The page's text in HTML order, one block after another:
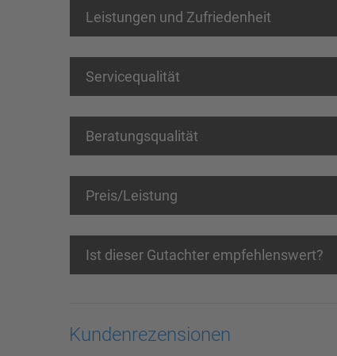
Leistungen und Zufriedenheit
Servicequalität
Beratungsqualität
Preis/Leistung
Ist dieser Gutachter empfehlenswert?
Kundenrezensionen